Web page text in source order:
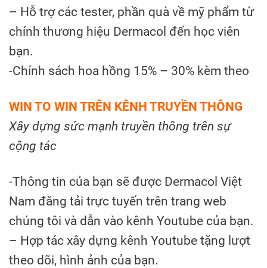
– Hỗ trợ các tester, phần quà về mỹ phẩm từ
chính thương hiệu Dermacol đến học viên
bạn.
-Chính sách hoa hồng 15% – 30% kèm theo
WIN TO WIN TRÊN KÊNH TRUYỀN THÔNG
Xây dựng sức mạnh truyền thông trên sự
cộng tác
-Thông tin của bạn sẽ được Dermacol Việt
Nam đăng tải trực tuyến trên trang web
chúng tôi và dẫn vào kênh Youtube của bạn.
– Hợp tác xây dựng kênh Youtube tặng lượt
theo dõi, hình ảnh của bạn.